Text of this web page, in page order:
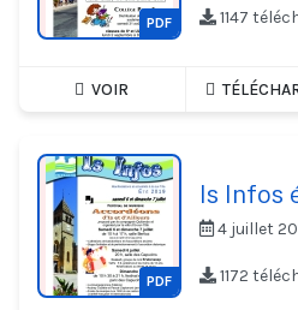
PDF 1147
VOIR
PDF
Is Infos
4 juillet
1172